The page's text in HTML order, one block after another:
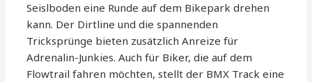
Seislboden eine Runde auf dem Bikepark drehen
kann. Der Dirtline und die spannenden
Tricksprünge bieten zusätzlich Anreize für
Adrenalin-Junkies. Auch für Biker, die auf dem
Flowtrail fahren möchten, stellt der BMX Track eine